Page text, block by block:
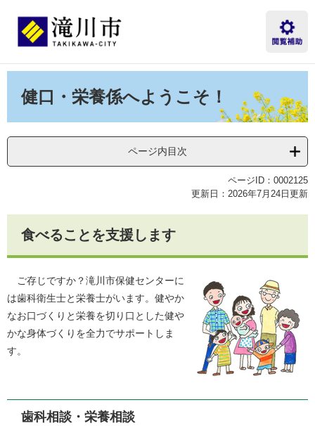
先
を
て
本
へ
健口・栄養係へようこそ！
ページ内目次
ページID：0002125
更新日：2026年7月24日更新
食べることを支援します
ご存じですか？滝川市保健センターに
は歯科衛生士と栄養士がいます。健やか
なお口づくりと栄養を切り口とした健や
かな身体づくりを全力でサポートしま
す。
歯科相談・栄養相談